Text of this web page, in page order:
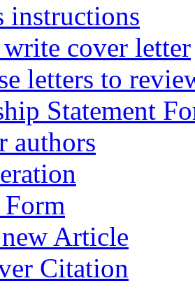
instructions
cover letter
letters to
Statement
authors
Article
Citation